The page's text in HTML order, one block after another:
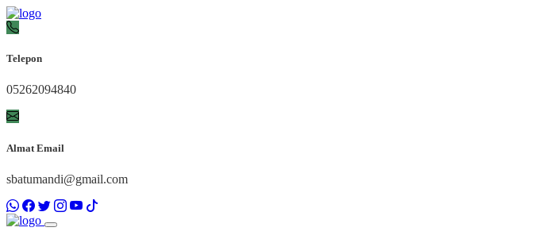
Telepon
05262094840
Almat Email
sbatumandi@gmail.com